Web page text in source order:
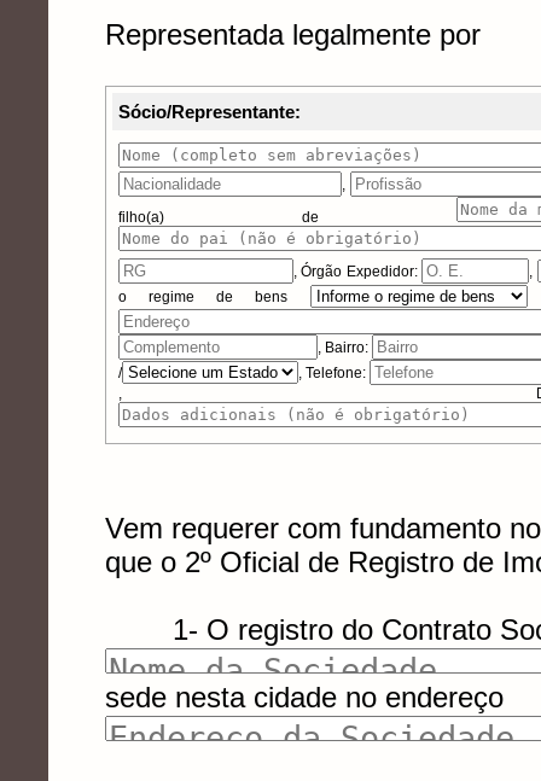
Representada legalmente por
Sócio/Representante:
,
filho(a) de
,Órgão Expedidor:
,
o regime de bens
, Bairro:
/
, Telefone:
, Dados
Vem requerer com fundamento
que o 2º Oficial de Registro de
1- O registro do Contrato
sede nesta cidade no endereço